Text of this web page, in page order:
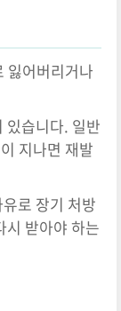
잃어버리거나
있습니다. 일반
지나면 재발
로 장기 처방
시 받아야 하는